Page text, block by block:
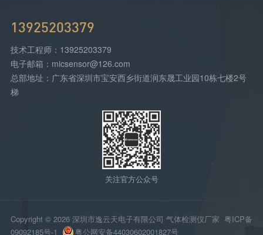
13925203379
技术工程师：13925203379
电子邮箱：micsensor@126.com
总部地址：广东省深圳市宝安西乡街道润东晟工业园10栋七楼2号
梯
关注官方公众号
Copyright © 2026 深圳市逸云天电子有限公司 气体检测仪厂家 粤ICP备
09092185号-1
粤公网安备44030602001827号